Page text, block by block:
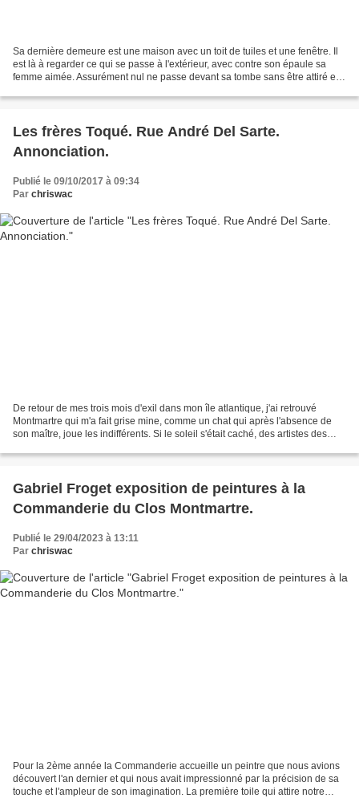
Sa dernière demeure est une maison avec un toit de tuiles et une fenêtre. Il
est là à regarder ce qui se passe à l'extérieur, avec contre son épaule sa
femme aimée. Assurément nul ne passe devant sa tombe sans être attiré et
Les frères Toqué. Rue André Del Sarte.
Annonciation.
Publié le 09/10/2017 à 09:34
Par chriswac
De retour de mes trois mois d'exil dans mon île atlantique, j'ai retrouvé
Montmartre qui m'a fait grise mine, comme un chat qui après l'absence de
son maître, joue les indifférents. Si le soleil s'était caché, des artistes des
Gabriel Froget exposition de peintures à la
Commanderie du Clos Montmartre.
Publié le 29/04/2023 à 13:11
Par chriswac
Pour la 2ème année la Commanderie accueille un peintre que nous avions
découvert l'an dernier et qui nous avait impressionné par la précision de sa
touche et l'ampleur de son imagination. La première toile qui attire notre